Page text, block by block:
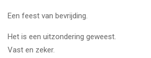
Een feest van bevrijding.
Het is een uitzondering geweest.
Vast en zeker.